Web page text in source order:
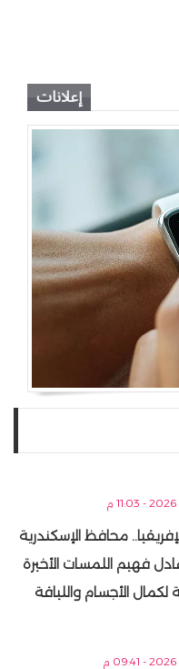
إعلانات
محافظ الإسكندرية
فهيم اللمسات الأخيرة
لكمال الأجسام واللياقة